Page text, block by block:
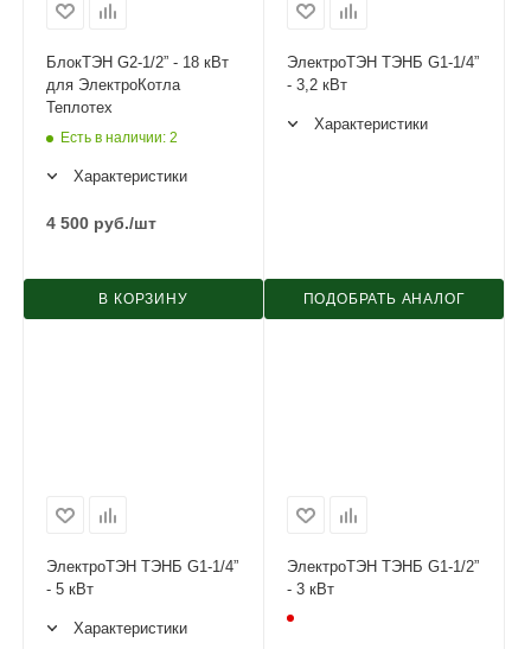
БлокТЭН G2-1/2” - 18 кВт
для ЭлектроКотла
Теплотех
Есть в наличии: 2
Характеристики
4 500 руб./шт
В КОРЗИНУ
ЭлектроТЭН ТЭНБ G1-1/4”
- 3,2 кВт
Характеристики
ПОДОБРАТЬ АНАЛОГ
ЭлектроТЭН ТЭНБ G1-1/4”
- 5 кВт
Характеристики
ЭлектроТЭН ТЭНБ G1-1/2”
- 3 кВт